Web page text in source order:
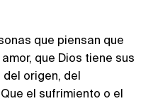
que piensan que
que Dios tiene sus
origen, del
el sufrimiento o el